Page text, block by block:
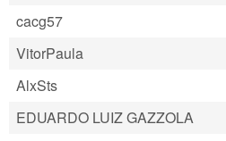
cacg57
VitorPaula
AlxSts
EDUARDO LUIZ GAZZOLA